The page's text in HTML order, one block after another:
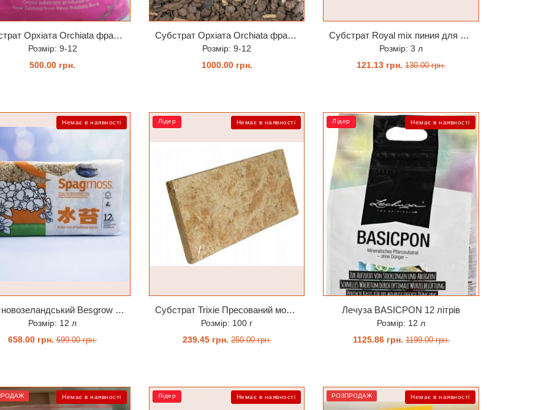
Субстрат Орхіата Orchiata фракція 9-12мм 5 літрів (заводське пакування)
Розмір: 9-12
500.00 грн.
ЗАМОВИТИ
Субстрат Орхіата Orchiata фракція 9-12мм 11 літрів (ручне фасування)
Розмір: 9-12
1000.00 грн.
ЗАМОВИТИ
Cубстрат Royal mix пиния для орхидей, кокосовые чипсы 3 литра
Розмір: 3 л
121.13 грн. 130.00 грн.
ЗАМОВИТИ
Немає в наявності
Мох новозеландський Besgrow Spagmoss (Спагмос) Premier 12л
Розмір: 12 л
658.00 грн. 699.00 грн.
ЗАМОВИТИ
Лідер Немає в наявності
Субстрат Trixie Пресований мох сфагнум з Німеччини для орхідей та тераріумів 100 г
Розмір: 100 г
239.45 грн. 250.00 грн.
ЗАМОВИТИ
Лідер Немає в наявності
Лечуза BASICPON 12 літрів
Розмір: 12 л
1125.86 грн. 1199.00 грн.
ЗАМОВИТИ
Немає в наявності Лідер Немає в наявності РОЗПРОДАЖ Немає в наявності